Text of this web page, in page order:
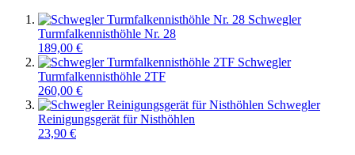
Schwegler
Turmfalkennisthöhle Nr. 28
189,00 €
Schwegler
Turmfalkennisthöhle 2TF
260,00 €
Schwegler
Reinigungsgerät für Nisthöhlen
23,90 €